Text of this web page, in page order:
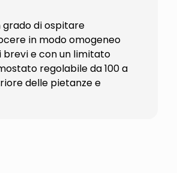
grado di ospitare
in modo omogeneo
e con un limitato
regolabile da 100 a
delle pietanze e